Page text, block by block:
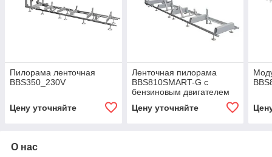
Пилорама ленточная
BBS350_230V
Цену уточняйте
Ленточная пилорама
BBS810SMART-G с
бензиновым двигателем
Цену уточняйте
О нас